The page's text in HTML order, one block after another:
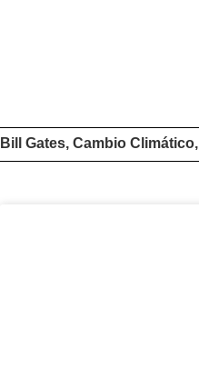
Bill Gates, Cambio Climático,